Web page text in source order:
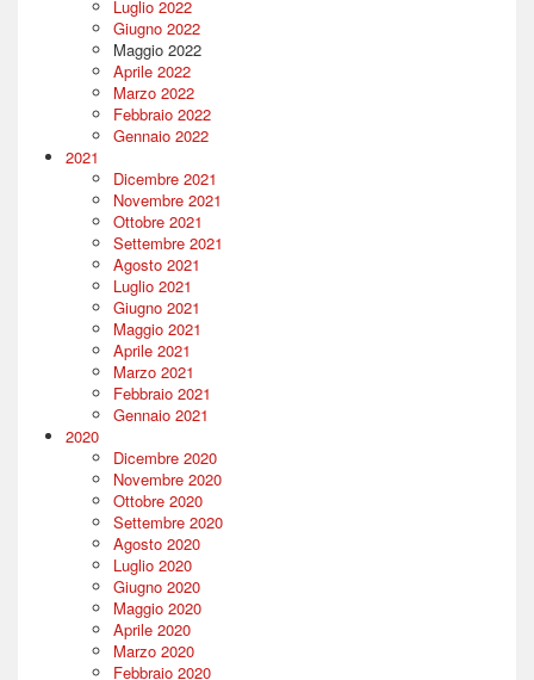
Luglio 2022
Giugno 2022
Maggio 2022
Aprile 2022
Marzo 2022
Febbraio 2022
Gennaio 2022
2021
Dicembre 2021
Novembre 2021
Ottobre 2021
Settembre 2021
Agosto 2021
Luglio 2021
Giugno 2021
Maggio 2021
Aprile 2021
Marzo 2021
Febbraio 2021
Gennaio 2021
2020
Dicembre 2020
Novembre 2020
Ottobre 2020
Settembre 2020
Agosto 2020
Luglio 2020
Giugno 2020
Maggio 2020
Aprile 2020
Marzo 2020
Febbraio 2020